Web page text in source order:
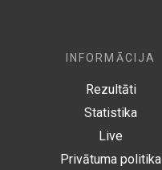
INFORMĀCIJA
Rezultāti
Statistika
Live
Privātuma politika